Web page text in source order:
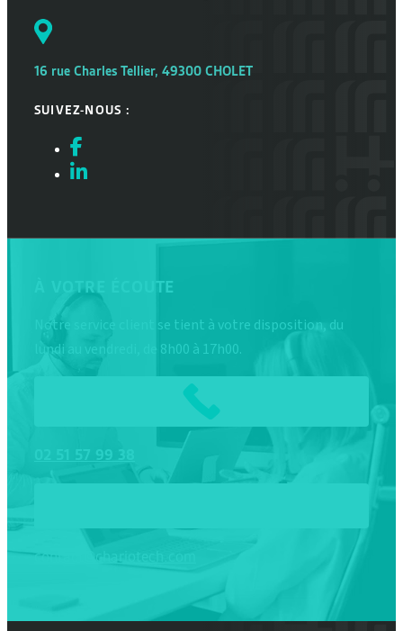
16 rue Charles Tellier, 49300 CHOLET
SUIVEZ-NOUS :
À VOTRE ÉCOUTE
Notre service client se tient à votre disposition, du
lundi au vendredi, de 8h00 à 17h00.
99 38
contact@chariotech.com